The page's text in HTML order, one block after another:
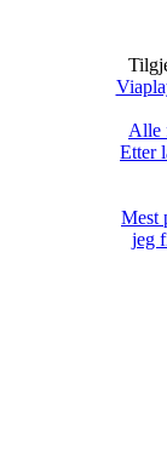
Alle
Etter
Mest
jeg